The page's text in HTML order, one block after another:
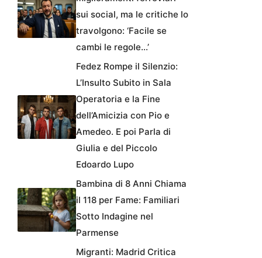
sui social, ma le critiche lo
travolgono: ‘Facile se
cambi le regole…’
Fedez Rompe il Silenzio:
L’Insulto Subito in Sala
Operatoria e la Fine
dell’Amicizia con Pio e
Amedeo. E poi Parla di
Giulia e del Piccolo
Edoardo Lupo
Bambina di 8 Anni Chiama
il 118 per Fame: Familiari
Sotto Indagine nel
Parmense
Migranti: Madrid Critica